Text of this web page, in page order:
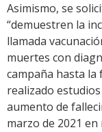
Asimismo, se
“demuestren la
llamada
muertes con
campaña hasta la
realizado
aumento de
marzo de 2021